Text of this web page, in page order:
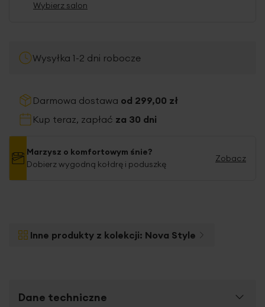
Wybierz salon
Wysyłka 1-2 dni robocze
Darmowa dostawa od 299,00 zł
Kup teraz, zapłać za 30 dni
Marzysz o komfortowym śnie?
Dobierz wygodną kołdrę i poduszkę
Zobacz
Inne produkty z kolekcji: Nova Style
Dane techniczne